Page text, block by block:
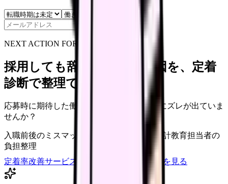
NEXT ACTION FOR CLINICS
採用しても辞めてしまう原因を、定着
診断で整理できます
応募時に期待した働き方と、入職後の現実にズレが出ていま
せんか？
入職前後のミスマッチ 初月・3ヶ月面談の設計教育担当者の
負担整理
定着率改善サービスを相談
サービス詳細を見る